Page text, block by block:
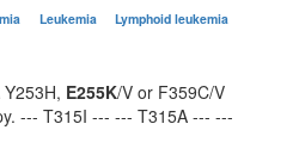
Leukemia
Lymphoid leukemia
E255K/V or F359C/V
--- T315I --- --- T315A --- ---